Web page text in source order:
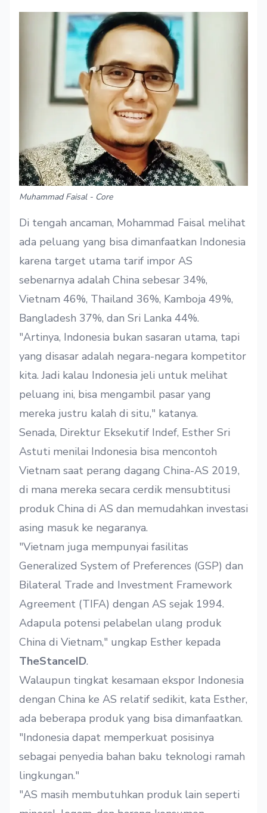
Muhammad Faisal - Core
Di tengah ancaman, Mohammad Faisal melihat
ada peluang yang bisa dimanfaatkan Indonesia
karena target utama tarif impor AS
sebenarnya adalah China sebesar 34%,
Vietnam 46%, Thailand 36%, Kamboja 49%,
Bangladesh 37%, dan Sri Lanka 44%.
"Artinya, Indonesia bukan sasaran utama, tapi
yang disasar adalah negara-negara kompetitor
kita. Jadi kalau Indonesia jeli untuk melihat
peluang ini, bisa mengambil pasar yang
mereka justru kalah di situ," katanya.
Senada, Direktur Eksekutif Indef, Esther Sri
Astuti menilai Indonesia bisa mencontoh
Vietnam saat perang dagang China-AS 2019,
di mana mereka secara cerdik mensubtitusi
produk China di AS dan memudahkan investasi
asing masuk ke negaranya.
"Vietnam juga mempunyai fasilitas
Generalized System of Preferences (GSP) dan
Bilateral Trade and Investment Framework
Agreement (TIFA) dengan AS sejak 1994.
Adapula potensi pelabelan ulang produk
China di Vietnam," ungkap Esther kepada
TheStanceID.
Walaupun tingkat kesamaan ekspor Indonesia
dengan China ke AS relatif sedikit, kata Esther,
ada beberapa produk yang bisa dimanfaatkan.
"Indonesia dapat memperkuat posisinya
sebagai penyedia bahan baku teknologi ramah
lingkungan."
"AS masih membutuhkan produk lain seperti